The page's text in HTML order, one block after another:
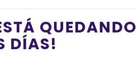
QUEDANDO
DÍAS!